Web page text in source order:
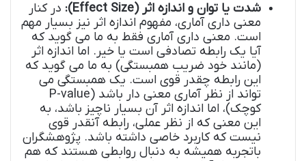
شدت یا توان و اندازه اثر (Effect Size):
در کنار
معنی داری آماری، مفهوم اندازه اثر نیز بسیار مهم
است. معنی داری آماری فقط به ما می گوید که
آیا یک رابطه تصادفی است یا خیر. اما اندازه اثر
(مانند خود ضریب همبستگی) به ما می گوید که
این رابطه چقدر قوی است. یک همبستگی می
تواند از نظر آماری معنی دار باشد (P-value
کوچک)، اما اندازه اثر آن بسیار ناچیز باشد، به
این معنی که از نظر عملی، رابطه آنقدر قوی
نیست که کاربرد خاصی داشته باشد. پژوهشگران
باتجربه همیشه به دنبال روابطی هستند که هم